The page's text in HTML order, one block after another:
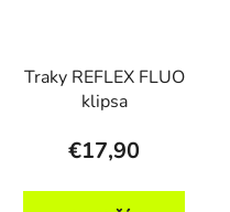
Traky REFLEX FLUO
klipsa
€17,90